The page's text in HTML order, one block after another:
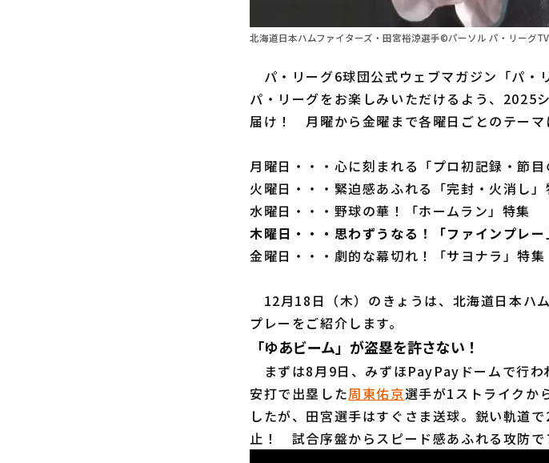
北海道日本ハムファイターズ・田宮裕涼選手©パーソル パ・リーグTV
パ・リーグ6球団公式ウェブマガジン「パ・
パ・リーグをお楽しみいただけるよう、2025
届け！ 月曜から金曜まで各曜日ごとのテーマ
月曜日・・・心に刻まれる「プロ初記録・節
火曜日・・・緊迫感あふれる「完封・火消し」
水曜日・・・野球の華！「ホームラン」特集
木曜日・・・思わずうなる！「ファインプレー
金曜日・・・劇的な幕切れ！「サヨナラ」特集
12月18日（木）のきょうは、北海道日本ハム
プレーをご紹介します。
「ゆあビーム」が盗塁を許さない！
まずは8月9日、みずほPayPayドームで行わ
安打で出塁した周東佑京選手が1ストライクか
したが、田宮選手はすぐさま送球。鋭い軌道
止！ 試合序盤からスピード感あふれる攻防で